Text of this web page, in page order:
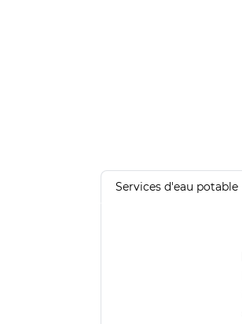
Services d'eau potable